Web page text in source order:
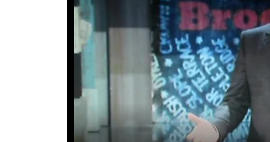
ELLIOT PAGE REVIVE
AO LER NOVO ROTEIRO
DE CHRISTOPHER NOLAN
FAMÍLIA
MELHORA
SAÚDE DE
APÓS
VIVO